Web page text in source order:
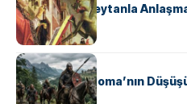
II. Silvester: Şeytanla
KÜLTÜR
Ostrogotlar Roma’nın
Ele Geçirdi?